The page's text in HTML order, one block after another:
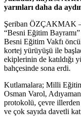
yarınları daha da
Şeriban ÖZÇAKMAK –
“Besni Eğitim
Besni Eğitim Vakfı
kortej yürüyüşü ile
ekiplerinin de katıldığı
bahçesinde sona erdi.
Kutlamalara; Milli
Osman Varol,
protokolü, çevre
ve çok sayıda davetli